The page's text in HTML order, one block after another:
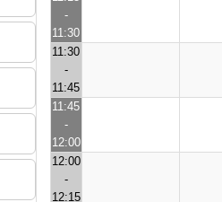
-
11:30
11:30
-
11:45
11:45
-
12:00
12:00
-
12:15